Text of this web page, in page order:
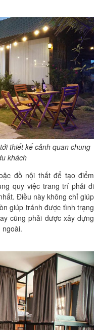
thiết kế cảnh quan chung
khách
đồ nội thất để tạo điểm
quy việc trang trí phải đi
Điều này không chỉ giúp
giúp tránh được tình trạng
cũng phải được xây dựng
ngoài.